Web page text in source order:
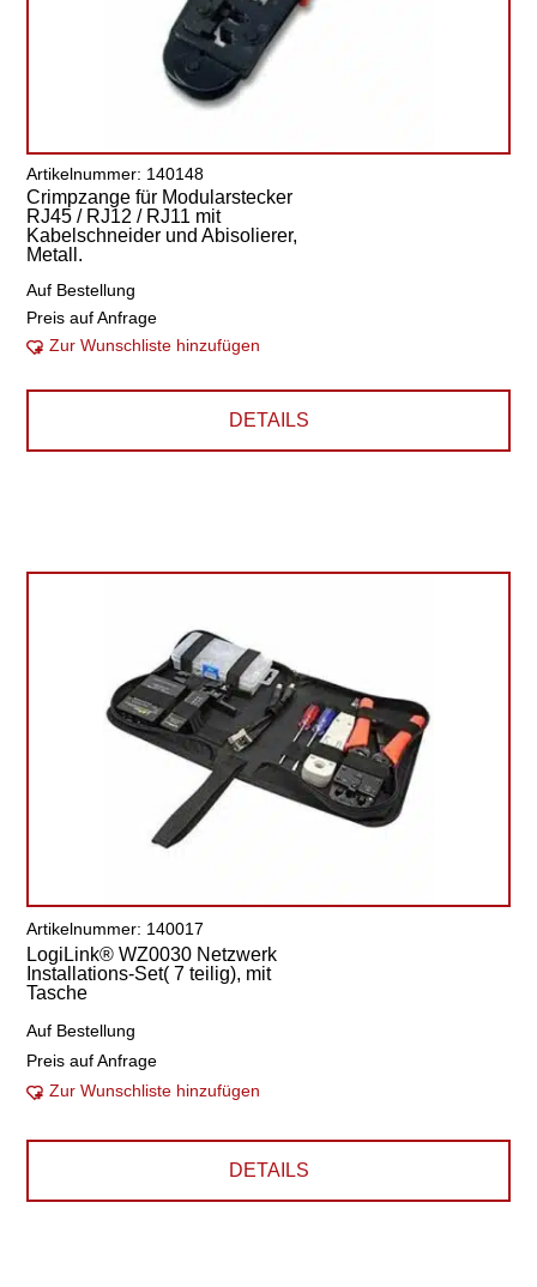
Artikelnummer: 140148
Crimpzange für Modularstecker
RJ45 / RJ12 / RJ11 mit
Kabelschneider und Abisolierer,
Metall.
Auf Bestellung
Preis auf Anfrage
Zur Wunschliste hinzufügen
DETAILS
Artikelnummer: 140017
LogiLink® WZ0030 Netzwerk
Installations-Set( 7 teilig), mit
Tasche
Auf Bestellung
Preis auf Anfrage
Zur Wunschliste hinzufügen
DETAILS